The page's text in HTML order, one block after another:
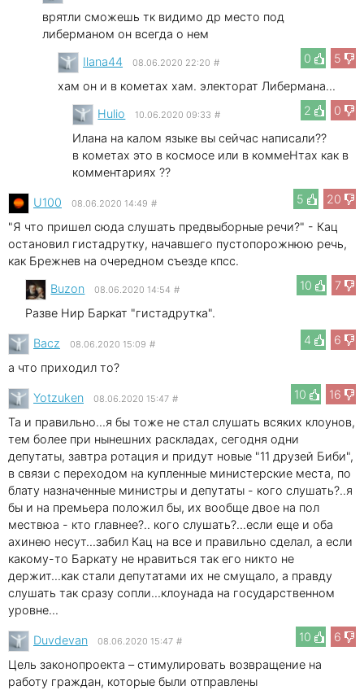
врятли сможешь тк видимо др место под
либерманом он всегда о нем
0
5
Ilana44 08.06.2020 22:20 #
хам он и в кометах хам. электорат Либермана...
2
0
Hulio 10.06.2020 09:33 #
Илана на калом языке вы сейчас написали??
в кометах это в космосе или в коммеНтах как в
комментариях ??
5
20
U100 08.06.2020 14:49 #
"Я что пришел сюда слушать предвыборные речи?" - Кац
остановил гистадрутку, начавшего пустопорожнюю речь,
как Брежнев на очередном съезде кпсс.
10
7
Buzon 08.06.2020 14:54 #
Разве Нир Баркат "гистадрутка".
4
6
Bacz 08.06.2020 15:09 #
а что приходил то?
10
16
Yotzuken 08.06.2020 15:47 #
Та и правильно...я бы тоже не стал слушать всяких клоунов,
тем более при нынешних раскладах, сегодня одни
депутаты, завтра ротация и придут новые "11 друзей Биби",
в связи с переходом на купленные министерские места, по
блату назначенные министры и депутаты - кого слушать?..я
бы и на премьера положил бы, их вообще двое на пол
мествюа - кто главнее?.. кого слушать?...если еще и оба
ахинею несут...забил Кац на все и правильно сделал, а если
какому-то Баркату не нравиться так его никто не
держит...как стали депутатами их не смущало, а правду
слушать так сразу сопли...клоунада на государственном
уровне...
10
6
Duvdevan 08.06.2020 15:47 #
Цель законопроекта – стимулировать возвращение на
работу граждан, которые были отправлены